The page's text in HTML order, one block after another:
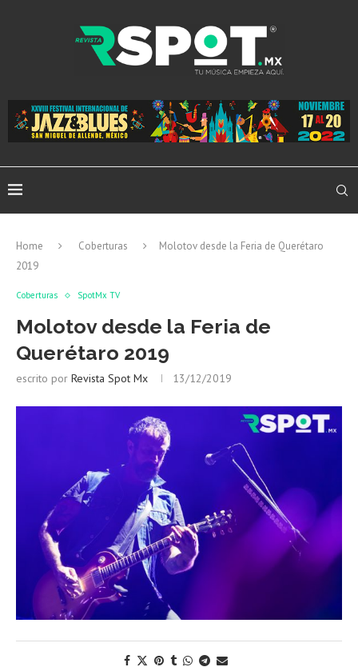
Home Coberturas
Molotov desde la Feria de Querétaro
2019
Coberturas SpotMx TV
Molotov desde la Feria de
Querétaro 2019
escrito por Revista Spot Mx 13/12/2019